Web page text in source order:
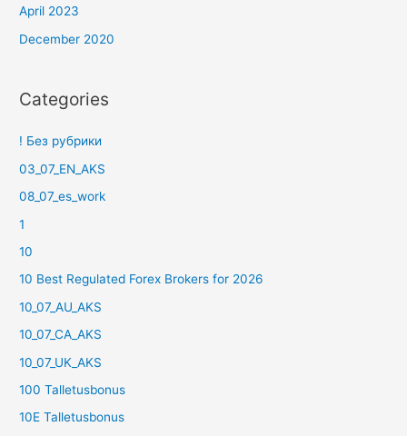
April 2023
December 2020
Categories
! Без рубрики
03_07_EN_AKS
08_07_es_work
1
10
10 Best Regulated Forex Brokers for 2026
10_07_AU_AKS
10_07_CA_AKS
10_07_UK_AKS
100 Talletusbonus
10E Talletusbonus